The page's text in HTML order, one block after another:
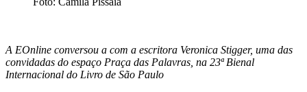
A EOnline conversou a com a escritora Veronica Stigger, uma das
convidadas do espaço Praça das Palavras, na 23ª Bienal
Internacional do Livro de São Paulo